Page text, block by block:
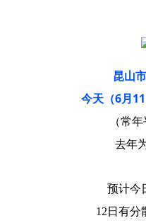
昆山
今天（6月
（常
去年
预计今
12日有分